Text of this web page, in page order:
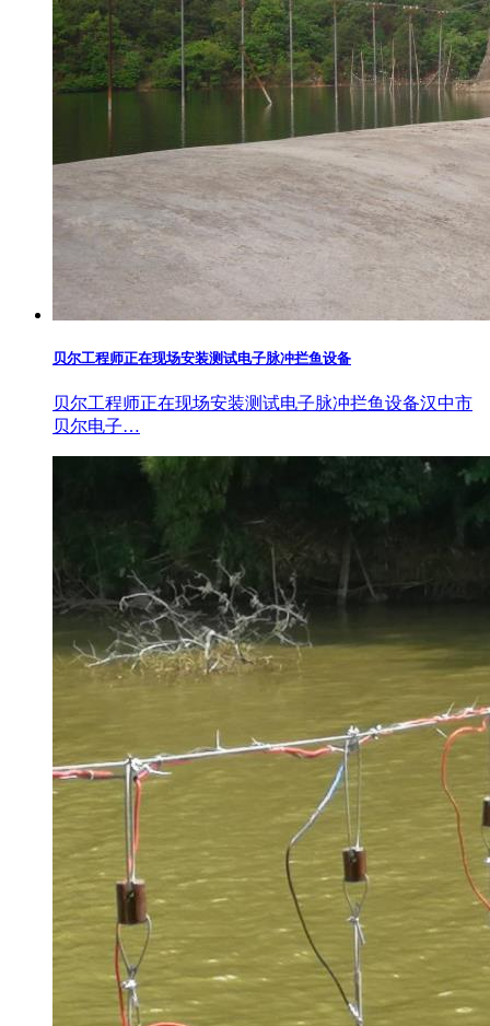
贝尔工程师正在现场安装测试电子脉冲拦鱼设备
贝尔工程师正在现场安装测试电子脉冲拦鱼设备汉中市
贝尔电子…